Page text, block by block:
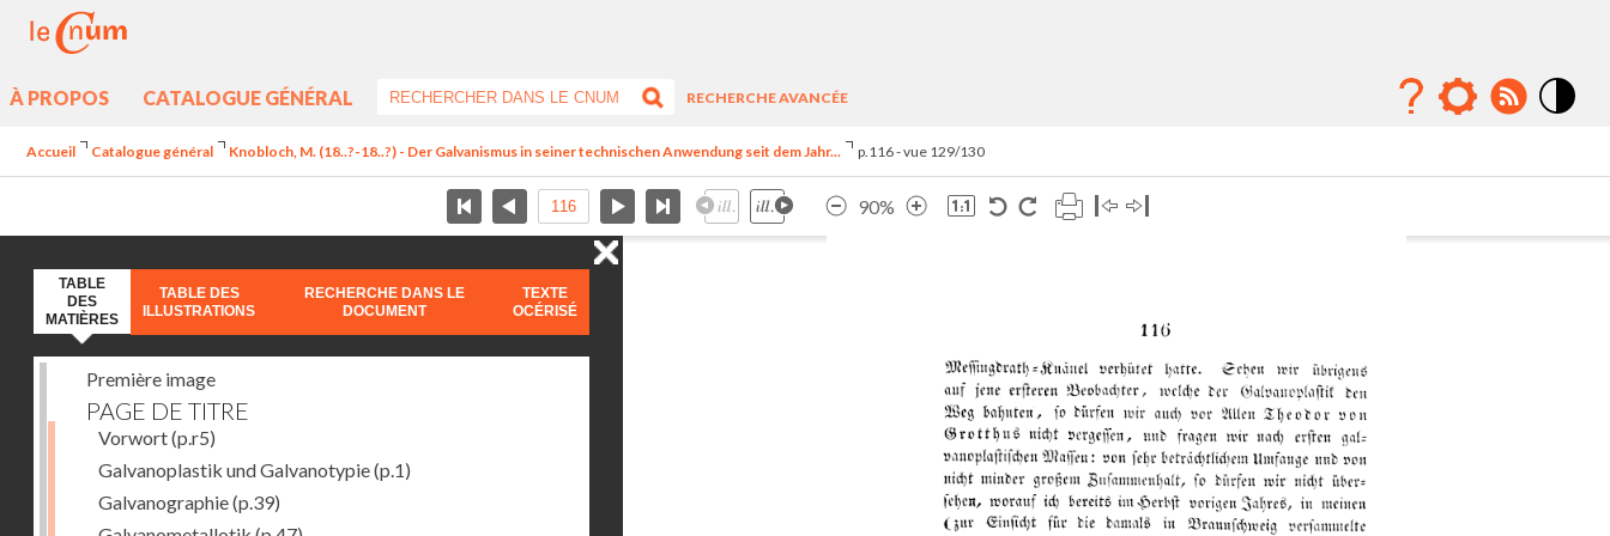
À PROPOS CATALOGUE GÉNÉRAL
RECHERCHE AVANCÉE
Accueil Catalogue général Knobloch, M. (18..?-18..?) - Der Galvanismus in seiner technischen Anwendung seit dem Jahr... p.116 - vue 129/130
90%
TABLE
DES
MATIÈRES
TABLE DES
ILLUSTRATIONS
RECHERCHE DANS LE
DOCUMENT
TEXTE
OCÉRISÉ
Première image
PAGE DE TITRE
Vorwort(p.r5)
Galvanoplastik und Galvanotypie(p.1)
Galvanographie(p.39)